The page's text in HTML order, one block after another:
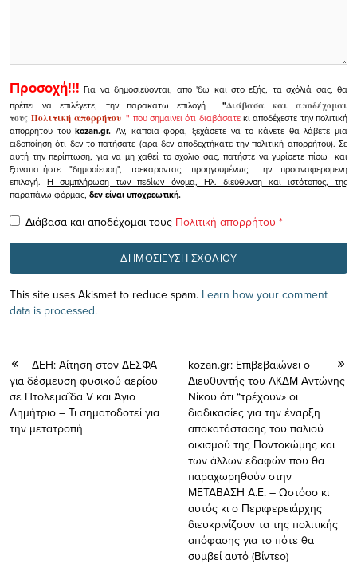
Προσοχή!!! Για να δημοσιεύονται, από 'δω και στο εξής, τα σχόλιά σας, θα
πρέπει να επιλέγετε, την παρακάτω επιλογή
"Διάβασα και αποδέχομαι
τουςΠολιτική απορρήτου" που σημαίνει ότι διαβάσατεκι αποδέχεστε την πολιτική
απορρήτου τουkozan.gr. Αν, κάποια φορά, ξεχάσετε να το κάνετε θα λάβετε μια
ειδοποίηση ότι δεν το πατήσατε (αρα δεν αποδεχτήκατε την πολιτική απορρήτου). Σε
αυτή την περίπτωση, για να μη χαθεί το σχόλιο σας, πατήστε να γυρίσετε πίσω και
ξαναπατήστε "δημοσίευση", τσεκάροντας, προηγουμένως, την προαναφερόμενη
επιλογή.Η συμπλήρωση των πεδίων όνομα, Ηλ. διεύθυνση και ιστότοπος, της
παραπάνω φόρμας, δεν είναι υποχρεωτική.
Διάβασα και αποδέχομαι τους Πολιτική απορρήτου *
This site uses Akismet to reduce spam. Learn how your comment
data is processed.
ΔΕΗ: Αίτηση στον ΔΕΣΦΑ
για δέσμευση φυσικού αερίου
σε Πτολεμαΐδα V και Άγιο
Δημήτριο – Τι σηματοδοτεί για
την μετατροπή
kozan.gr: Επιβεβαιώνει ο
Διευθυντής του ΛΚΔΜ Αντώνης
Νίκου ότι “τρέχουν» οι
διαδικασίες για την έναρξη
αποκατάστασης τoυ παλιού
οικισμού της Ποντοκώμης και
των άλλων εδαφών που θα
παραχωρηθούν στην
ΜΕΤΑΒΑΣΗ Α.Ε. – Ωστόσο κι
αυτός κι ο Περιφερειάρχης
διευκρινίζουν τα της πολιτικής
απόφασης για το πότε θα
συμβεί αυτό (Βίντεο)